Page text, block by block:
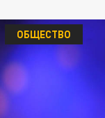
ОБЩЕСТВО